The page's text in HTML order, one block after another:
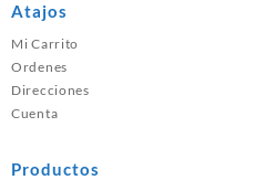
Atajos
Mi Carrito
Ordenes
Direcciones
Cuenta
Productos